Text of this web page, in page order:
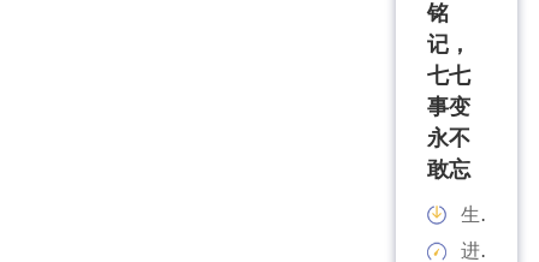
铭
记，
七七
事变
永不
敢忘
生产能力：
进料规格：